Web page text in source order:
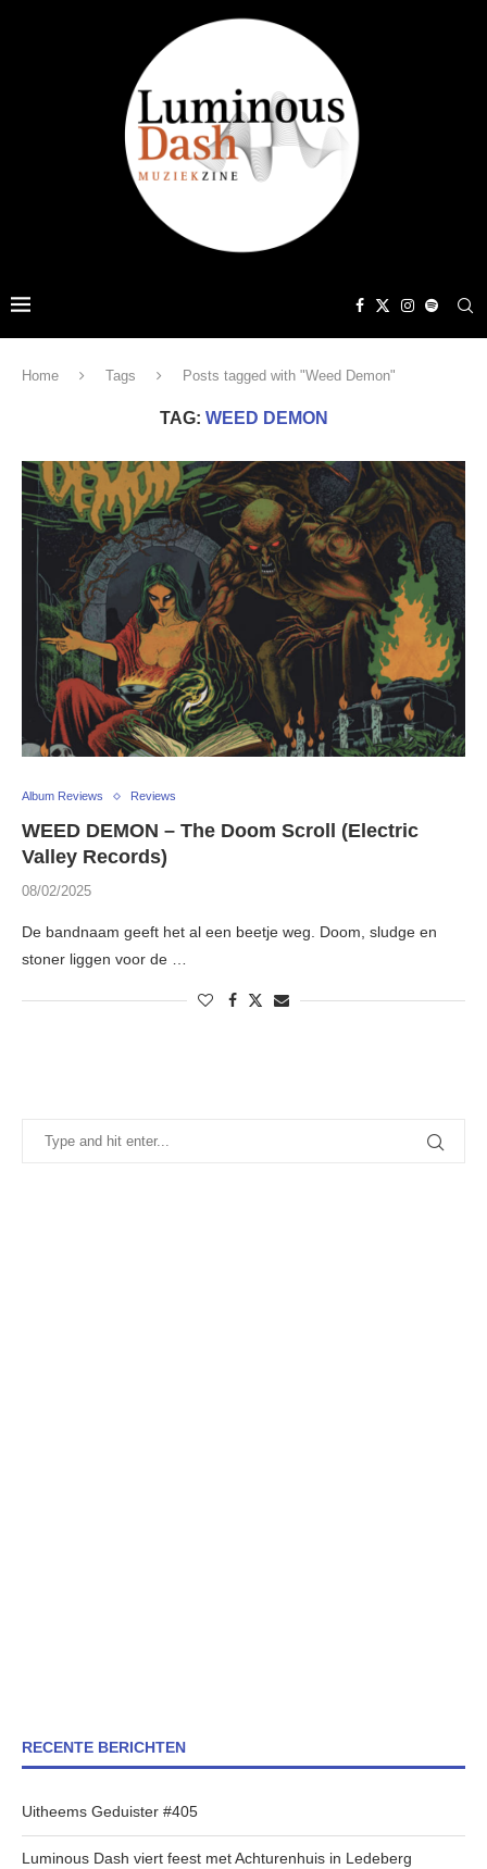
Home Tags Posts tagged with "Weed Demon"
TAG: WEED DEMON
Album Reviews Reviews
WEED DEMON – The Doom Scroll (Electric
Valley Records)
08/02/2025
De bandnaam geeft het al een beetje weg. Doom, sludge en
stoner liggen voor de …
RECENTE BERICHTEN
Uitheems Geduister #405
Luminous Dash viert feest met Achturenhuis in Ledeberg